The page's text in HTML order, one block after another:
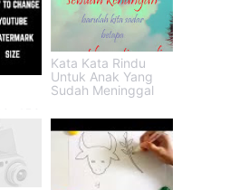
Kata Kata Rindu
Untuk Anak Yang
Sudah Meninggal